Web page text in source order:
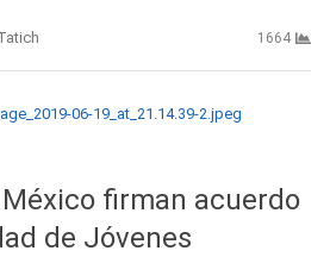
1664
México firman acuerdo
de Jóvenes